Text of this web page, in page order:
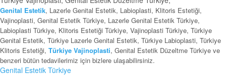
Genital Estetik, Lazerle Genital Estetik, Labioplasti, Klitoris Estetiği,
Vajinoplasti, Genital Estetik Türkiye, Lazerle Genital Estetik Türkiye,
Labioplasti Türkiye, Klitoris Estetiği Türkiye, Vajinoplasti Türkiye, Türkiye
Genital Estetik, Türkiye Lazerle Genital Estetik, Türkiye Labioplasti, Türkiye
Klitoris Estetiği, Türkiye Vajinoplasti, Genital Estetik Düzeltme Türkiye ve
benzeri bütün tedavilerimiz için bizlere ulaşabilirsiniz.
Genital Estetik Türkiye